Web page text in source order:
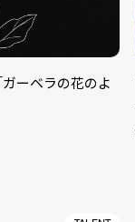
ーベラの花のよ